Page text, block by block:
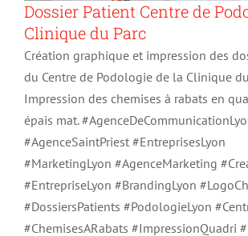
Dossier Patient Centre de
Clinique du Parc
Création graphique et impression des
du Centre de Podologie de la Clinique du
Impression des chemises à rabats en
épais mat.
#AgenceSaintPriest #EntreprisesLyon
#MarketingLyon #AgenceMarketing
#EntrepriseLyon #BrandingLyon
#DossiersPatients #PodologieLyon
#ChemisesARabats #ImpressionQuadri